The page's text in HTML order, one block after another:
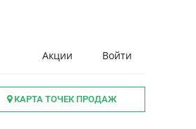
Акции Войти
КАРТА ТОЧЕК ПРОДАЖ